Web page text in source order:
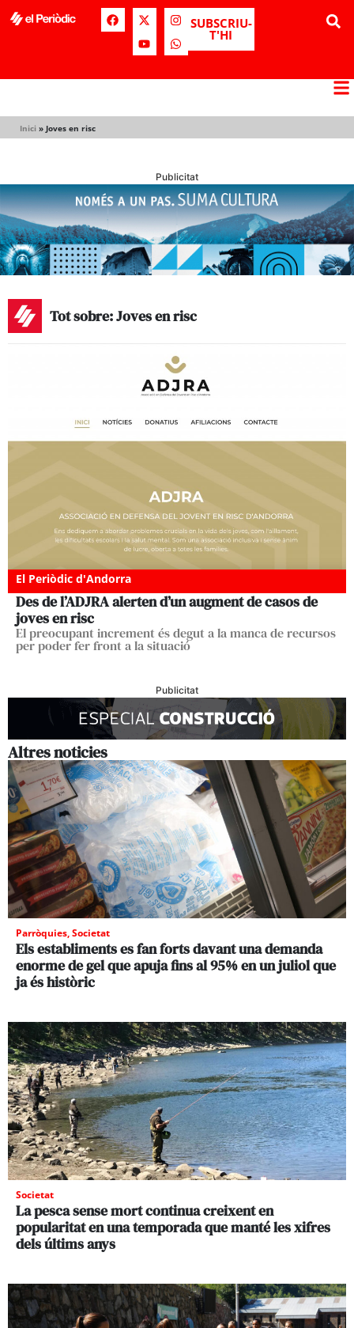
SUBSCRIU-
T'HI
Inici » Joves en risc
Publicitat
Tot sobre: Joves en risc
El Periòdic d'Andorra
Des de l’ADJRA alerten d’un augment de casos de
joves en risc
El preocupant increment és degut a la manca de recursos
per poder fer front a la situació
Publicitat
Altres noticies
Parròquies,Societat
Els establiments es fan forts davant una demanda
enorme de gel que apuja fins al 95% en un juliol que
ja és històric
Societat
La pesca sense mort continua creixent en
popularitat en una temporada que manté les xifres
dels últims anys